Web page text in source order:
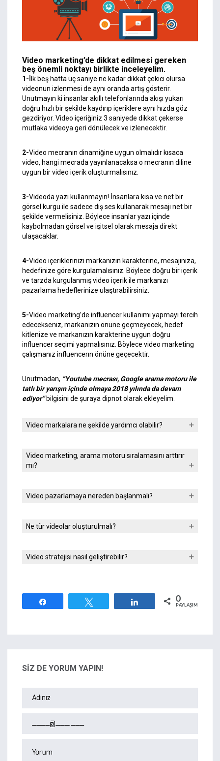
Video marketing’de dikkat edilmesi gereken
beş önemli noktayı birlikte inceleyelim.
1-İlk beş hatta üç saniye ne kadar dikkat çekici olursa
videonun izlenmesi de aynı oranda artış gösterir.
Unutmayın ki insanlar akıllı telefonlarında akışı yukarı
doğru hızlı bir şekilde kaydırıp içeriklere aynı hızda göz
gezdiriyor. Video içeriğiniz 3 saniyede dikkat çekerse
mutlaka videoya geri dönülecek ve izlenecektir.
2-Video mecranın dinamiğine uygun olmalıdır kısaca
video, hangi mecrada yayınlanacaksa o mecranın diline
uygun bir video içerik oluşturmalısınız.
3-Videoda yazı kullanmayın! İnsanlara kısa ve net bir
görsel kurgu ile sadece dış ses kullanarak mesajı net bir
şekilde vermelisiniz. Böylece insanlar yazı içinde
kaybolmadan görsel ve işitsel olarak mesaja direkt
ulaşacaklar.
4-Video içeriklerinizi markanızın karakterine, mesajınıza,
hedefinize göre kurgulamalısınız. Böylece doğru bir içerik
ve tarzda kurgulanmış video içerik ile markanızı
pazarlama hedeflerinize ulaştırabilirsiniz.
5-Video marketing’de influencer kullanımı yapmayı tercih
edecekseniz, markanızın önüne geçmeyecek, hedef
kitlenize ve markanızın karakterine uygun doğru
influencer seçimi yapmalısınız. Böylece video marketing
çalışmanız influencerın önüne geçecektir.
Unutmadan, “Youtube mecrası, Google arama motoru ile
tatlı bir yarışın içinde olmaya 2018 yılında da devam
ediyor”bilgisini de şuraya dipnot olarak ekleyelim.
Video markalara ne şekilde yardımcı olabilir?
Video marketing, arama motoru sıralamasını arttırır
mı?
Video pazarlamaya nereden başlanmalı?
Ne tür videolar oluşturulmalı?
Video stratejisi nasıl geliştirebilir?
0
PAYLAŞIMLAR
SİZ DE YORUM YAPIN!